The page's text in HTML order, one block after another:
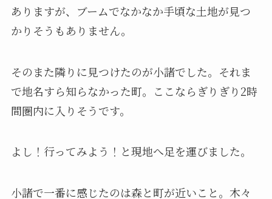
ありますが、ブームでなかなか手頃な土地が見つ
かりそうもありません。
そのまた隣りに見つけたのが小諸でした。それま
で地名すら知らなかった町。ここならぎりぎり2時
間圏内に入りそうです。
よし！行ってみよう！と現地へ足を運びました。
小諸で一番に感じたのは森と町が近いこと。木々